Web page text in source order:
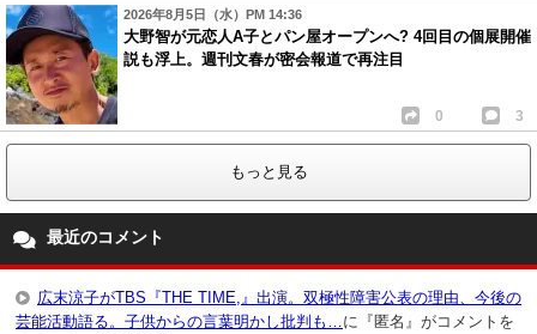
2026年8月5日（水）PM 14:36
大野智が元恋人A子とパン屋オープンへ? 4回目の個展開催
説も浮上。週刊文春が密会報道で再注目
0 3
もっと見る
最近のコメント
広末涼子がTBS『THE TIME,』出演。双極性障害公表の理由、今後の
芸能活動語る。子供からの言葉明かし批判も… に『匿名』がコメントを